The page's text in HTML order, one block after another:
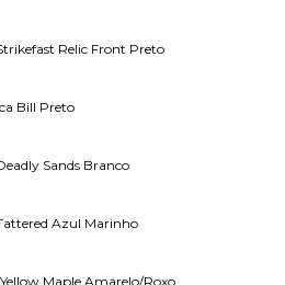
Relic Front Preto
Bill Preto
Sands Branco
Azul Marinho
Maple Amarelo/Roxo